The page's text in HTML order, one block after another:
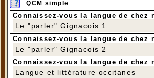
QCM simple
Connaissez-vous la langue de chez
Le "parler" Gignacois 1
Connaissez-vous la langue de chez
Le "parler" Gignacois 2
Connaissez-vous la langue de chez
Langue et littérature occitanes